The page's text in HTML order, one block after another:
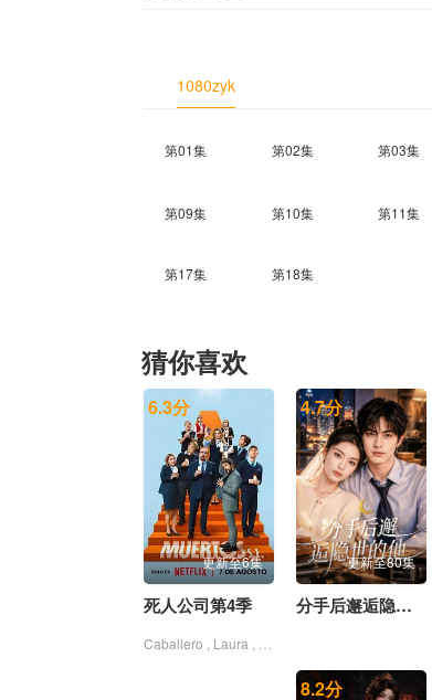
1080zyk
第01集 第02集 第03集
第09集 第10集 第11集
第17集 第18集
猜你喜欢
6.3分
更新至6集
死人公司第4季
4.7分
更新至80集
分手后邂逅隐世的他
8.2分